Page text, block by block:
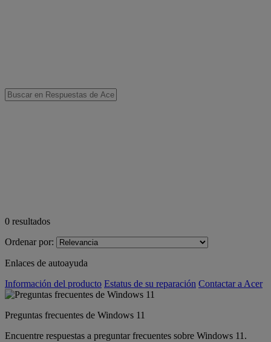
0 resultados
Ordenar por:
Enlaces de autoayuda
Información del producto Estatus de su reparación Contactar a Acer
Preguntas frecuentes de Windows 11
Encuentre respuestas a preguntar frecuentes sobre Windows 11.